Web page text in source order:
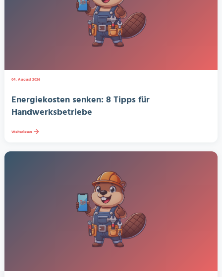
04. August 2026
Energiekosten senken: 8 Tipps für
Handwerksbetriebe
Weiterlesen